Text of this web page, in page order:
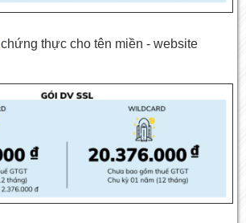
chứng thực cho tên miền - website